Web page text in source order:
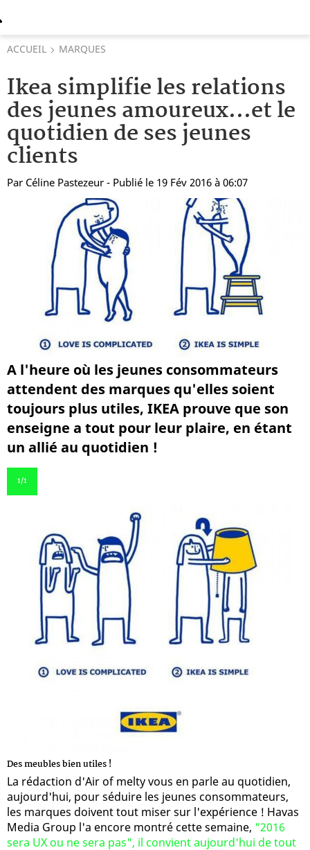
ACCUEIL MARQUES
Ikea simplifie les relations
des jeunes amoureux...et le
quotidien de ses jeunes
clients
Par Céline Pastezeur - Publié le 19 Fév 2016 à 06:07
A l'heure où les jeunes consommateurs
attendent des marques qu'elles soient
toujours plus utiles, IKEA prouve que son
enseigne a tout pour leur plaire, en étant
un allié au quotidien !
1/1
Des meubles bien utiles !
La rédaction d'Air of melty vous en parle au quotidien,
aujourd'hui, pour séduire les jeunes consommateurs,
les marques doivent tout miser sur l'expérience ! Havas
Media Group l'a encore montré cette semaine, "2016
sera UX ou ne sera pas", il convient aujourd'hui de tout